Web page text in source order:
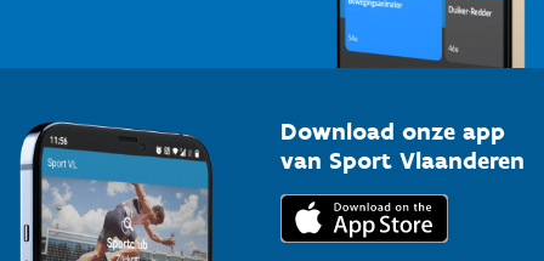
Download onze app
van Sport Vlaanderen